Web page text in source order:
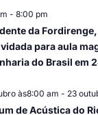
- 8:00 pm
da
para aula
do Brasil em
às8:00 am - 23
de Acústica do